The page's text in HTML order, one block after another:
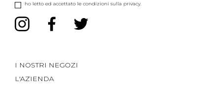
ho letto ed accettato le condizioni sulla privacy.
I NOSTRI NEGOZI
L'AZIENDA